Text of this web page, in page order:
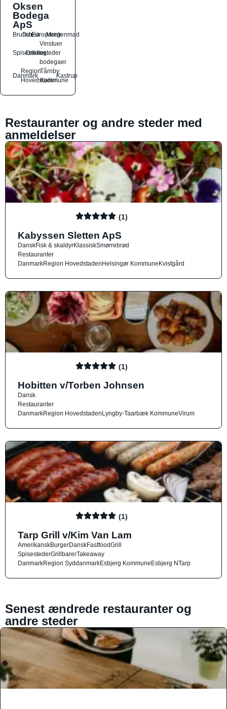
Oksen
Bodega
ApS
Brunch
DanskEuropæiskMorgenmad
Spisesteder
Drikkesteder
Vinstuer
og
bodegaer
Danmark
Region
Hovedstaden
Tårnby
Kommune
Kastrup
Restauranter og andre steder med
anmeldelser
(1)
Kabyssen Sletten ApS
DanskFisk & skaldyrKlassiskSmørrebrød
Restauranter
DanmarkRegion HovedstadenHelsingør KommuneKvistgård
(1)
Hobitten v/Torben Johnsen
Dansk
Restauranter
DanmarkRegion HovedstadenLyngby-Taarbæk KommuneVirum
(1)
Tarp Grill v/Kim Van Lam
AmerikanskBurgerDanskFastfoodGrill
SpisestederGrillbarerTakeaway
DanmarkRegion SyddanmarkEsbjerg KommuneEsbjerg NTarp
Senest ændrede restauranter og
andre steder